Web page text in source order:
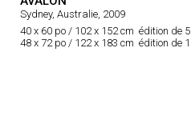
Sydney, Australie, 2009
40 x 60 po / 102 x 152 cm édition de 5
48 x 72 po / 122 x 183 cm édition de 1